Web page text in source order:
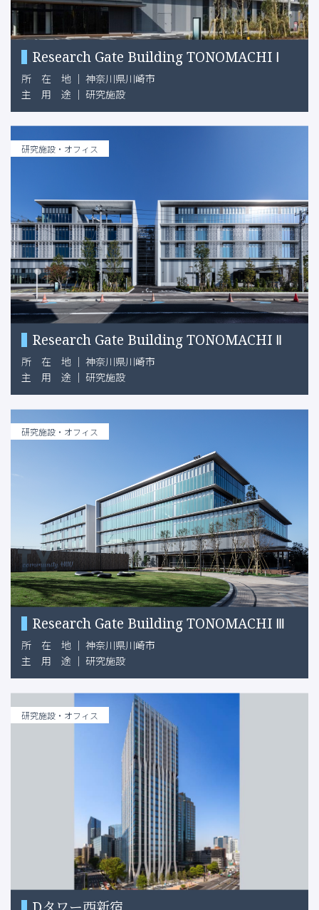
Research Gate Building TONOMACHI Ⅰ
所 在 地 ｜ 神奈川県川崎市
主
用 途 ｜ 研究施設
研究施設・オフィス
Research Gate Building TONOMACHI Ⅱ
所 在 地 ｜ 神奈川県川崎市
主
用 途 ｜ 研究施設
研究施設・オフィス
Research Gate Building TONOMACHI Ⅲ
所 在 地 ｜ 神奈川県川崎市
主
用 途 ｜ 研究施設
研究施設・オフィス